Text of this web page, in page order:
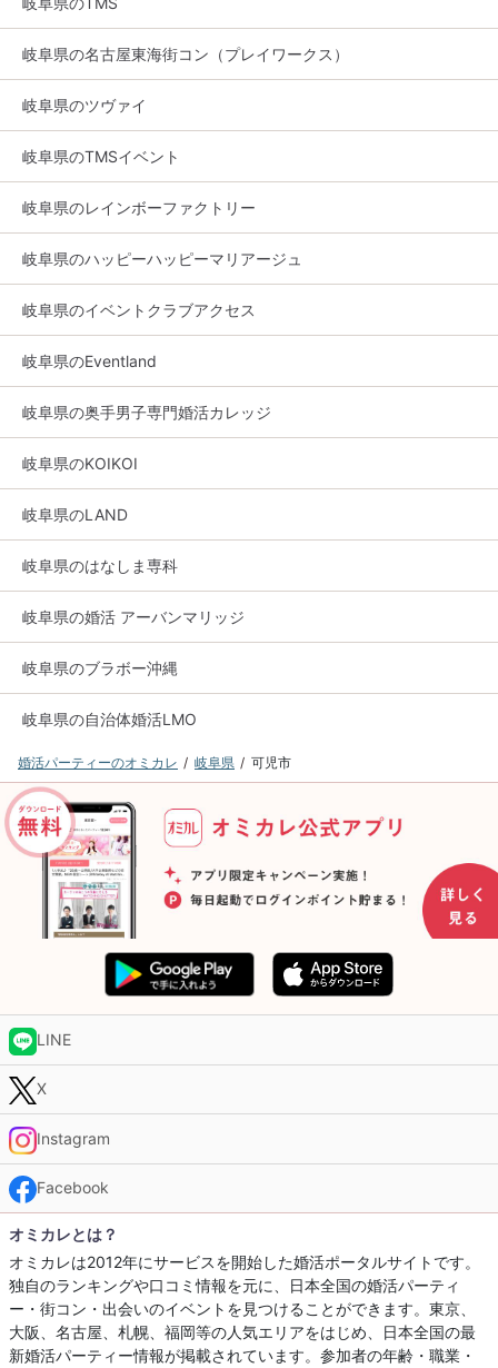
岐阜県の名古屋東海街コン（プレイワークス）
岐阜県のツヴァイ
岐阜県のTMSイベント
岐阜県のレインボーファクトリー
岐阜県のハッピーハッピーマリアージュ
岐阜県のイベントクラブアクセス
岐阜県のEventland
岐阜県の奥手男子専門婚活カレッジ
岐阜県のKOIKOI
岐阜県のLAND
岐阜県のはなしま専科
岐阜県の婚活 アーバンマリッジ
岐阜県のブラボー沖縄
岐阜県の自治体婚活LMO
婚活パーティーのオミカレ 岐阜県 可児市
LINE
X
Instagram
Facebook
オミカレとは？
オミカレは2012年にサービスを開始した婚活ポータルサイトです。
独自のランキングや口コミ情報を元に、日本全国の婚活パーティ
ー・街コン・出会いのイベントを見つけることができます。東京、
大阪、名古屋、札幌、福岡等の人気エリアをはじめ、日本全国の最
新婚活パーティー情報が掲載されています。参加者の年齢・職業・